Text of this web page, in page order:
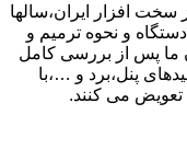
افزار ایران،سالها
و نحوه ترمیم و
ما پس از بررسی کامل
پنل،برد و …،با
تعویض می کنند.